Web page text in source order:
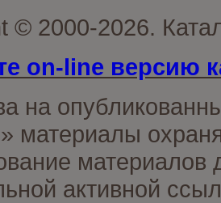
© 2000-2026.
on-line версию
на
материалы
материалов
активной